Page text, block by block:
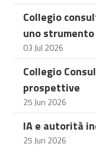
Collegio
uno
03 Jul 2026
Collegio
prospettive
25 Jun 2026
IA e autorità
25 Jun 2026